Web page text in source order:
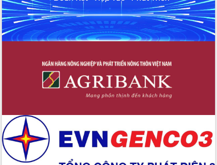
Xây dựng nền hành chính số đồng
hành cùng nông dân dân, doanh nghiệp
Giai đoạn 2026-2030, Đắk Lắk phấn
đấu có 77% xã đạt chuẩn nông thôn
Chuyển đổi số 'mở đường' cho nông
nghiệp Đắk Lắk tăng trưởng bứt phá
Triển khai đồng bộ đo đạc, lập hồ sơ
địa chính, hoàn thiện cơ sở dữ liệu đất
Ứng dụng sinh trắc học - Bước tiến
trong hành trình chuyển đổi số tại Đắk
Lắk
Đắk Lắk nâng cao hiệu quả công tác
Đảng từ Sổ tay đảng viên điện tử